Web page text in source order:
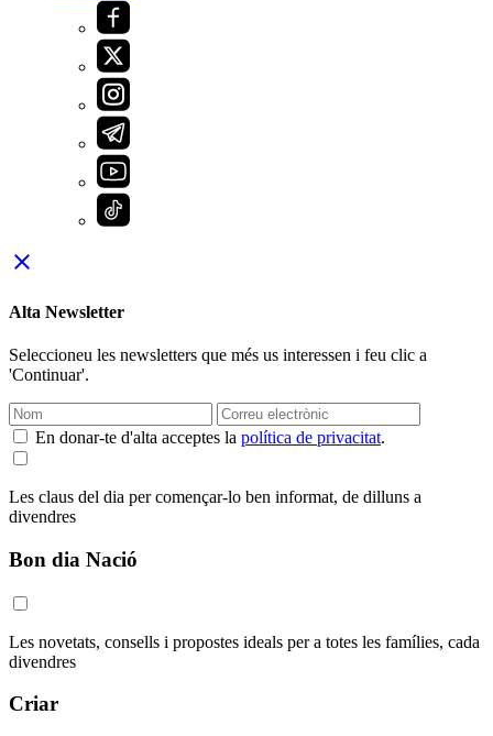
close
Alta Newsletter
Seleccioneu les newsletters que més us interessen i feu clic a
'Continuar'.
En donar-te d'alta acceptes la política de privacitat.
Les claus del dia per començar-lo ben informat, de dilluns a
divendres
Bon dia Nació
Les novetats, consells i propostes ideals per a totes les famílies, cada
divendres
Criar